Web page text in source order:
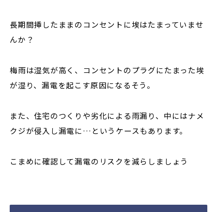
長期間挿したままのコンセントに埃はたまっていませ
んか？
梅雨は湿気が高く、コンセントのプラグにたまった埃
が湿り、漏電を起こす原因になるそう。
また、住宅のつくりや劣化による雨漏り、中にはナメ
クジが侵入し漏電に…というケースもあります。
こまめに確認して漏電のリスクを減らしましょう